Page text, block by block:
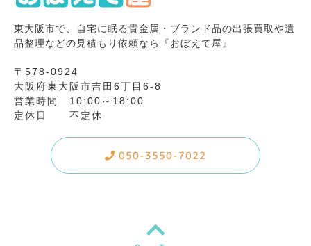
東大阪市で、自宅に眠る貴金属・ブランド品の出張買取や遺
品整理などの見積もり依頼なら『おぼえて屋』
〒578-0924
大阪府東大阪市吉田6丁目6-8
営業時間 10:00～18:00
定休日 不定休
050-3550-7022